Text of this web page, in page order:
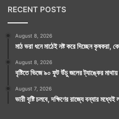
RECENT POSTS
August 8, 2026
মাঠ ভরা ধনে মাঠেই নষ্ট করে দিচ্ছেন কৃষকরা,
August 8, 2026
বৃষ্টিতে ভিজে ৯০ ফুট উঁচু জলের ট্যাঙ্কের
August 7, 2026
ভারী বৃষ্টি চলবে, দক্ষিণের রাজ্যে বন্যার